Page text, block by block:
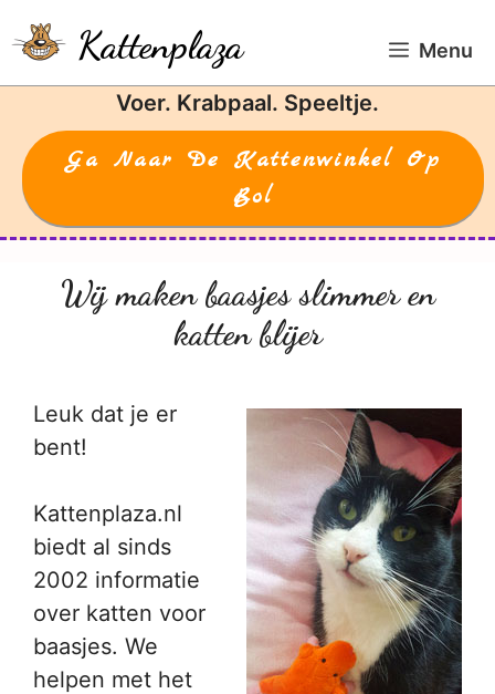
naar
de
Kattenplaza Menu
Voer. Krabpaal. Speeltje.
Ga Naar De Kattenwinkel Op
Bol
Wij maken baasjes slimmer en
katten blijer
Leuk dat je er
bent!
Kattenplaza.nl
biedt al sinds
2002 informatie
over katten voor
baasjes. We
helpen met het